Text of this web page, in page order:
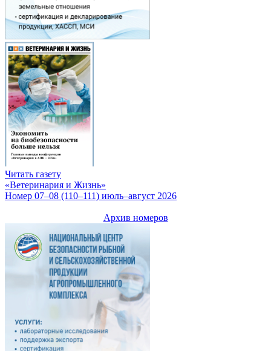
Читать газету
«Ветеринария и Жизнь»
Номер 07–08 (110–111) июль–август 2026
Архив номеров